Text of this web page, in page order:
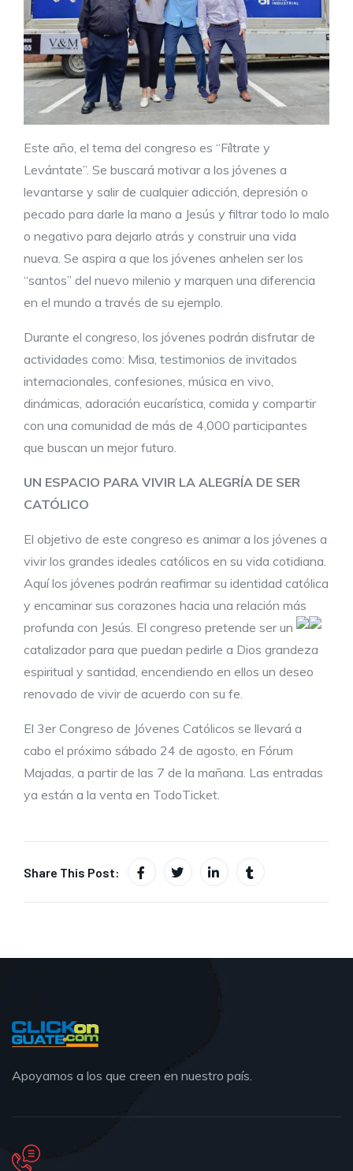
Este año, el tema del congreso es “Fíltrate y
Levántate”. Se buscará motivar a los jóvenes a
levantarse y salir de cualquier adicción, depresión o
pecado para darle la mano a Jesús y filtrar todo lo malo
o negativo para dejarlo atrás y construir una vida
nueva. Se aspira a que los jóvenes anhelen ser los
“santos” del nuevo milenio y marquen una diferencia
en el mundo a través de su ejemplo.
Durante el congreso, los jóvenes podrán disfrutar de
actividades como: Misa, testimonios de invitados
internacionales, confesiones, música en vivo,
dinámicas, adoración eucarística, comida y compartir
con una comunidad de más de 4,000 participantes
que buscan un mejor futuro.
UN ESPACIO PARA VIVIR LA ALEGRÍA DE SER
CATÓLICO
El objetivo de este congreso es animar a los jóvenes a
vivir los grandes ideales católicos en su vida cotidiana.
Aquí los jóvenes podrán reafirmar su identidad católica
y encaminar sus corazones hacia una relación más
profunda con Jesús. El congreso pretende ser un
catalizador para que puedan pedirle a Dios grandeza
espiritual y santidad, encendiendo en ellos un deseo
renovado de vivir de acuerdo con su fe.
El 3er Congreso de Jóvenes Católicos se llevará a
cabo el próximo sábado 24 de agosto, en Fórum
Majadas, a partir de las 7 de la mañana. Las entradas
ya están a la venta en TodoTicket.
Share This Post:
Apoyamos a los que creen en nuestro país.